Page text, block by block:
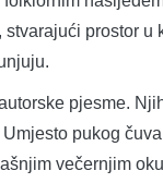
prostor u
pjesme.
pukog
večernjim